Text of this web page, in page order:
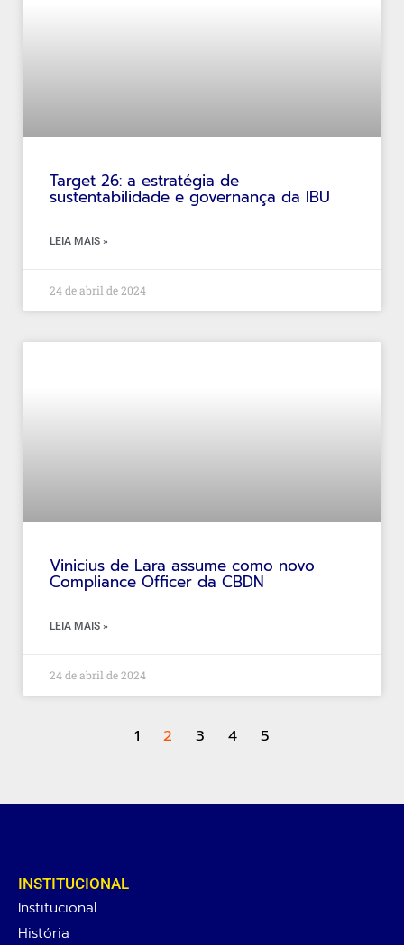
Target 26: a estratégia de
sustentabilidade e governança da IBU
LEIA MAIS »
24 de abril de 2024
Vinicius de Lara assume como novo
Compliance Officer da CBDN
LEIA MAIS »
24 de abril de 2024
1 2 3 4 5
INSTITUCIONAL
Institucional
História